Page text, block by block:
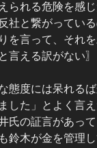
られる危険を感
社と繋がってい
を言って、それ
言える訳がない〗
態度には呆れる
した」とよく言
氏の証言があっ
鈴木が金を管理